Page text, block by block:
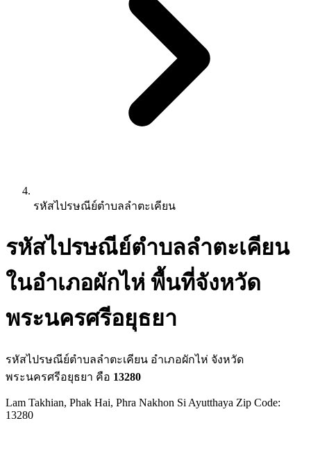
รหัสไปรษณีย์ตำบลลำตะเคียน
รหัสไปรษณีย์ตำบลลำตะเคียน
ในอำเภอผักไห่ พื้นที่จังหวัด
พระนครศรีอยุธยา
รหัสไปรษณีย์ตำบลลำตะเคียน อำเภอผักไห่ จังหวัด
พระนครศรีอยุธยา คือ 13280
Lam Takhian, Phak Hai, Phra Nakhon Si Ayutthaya Zip Code:
13280